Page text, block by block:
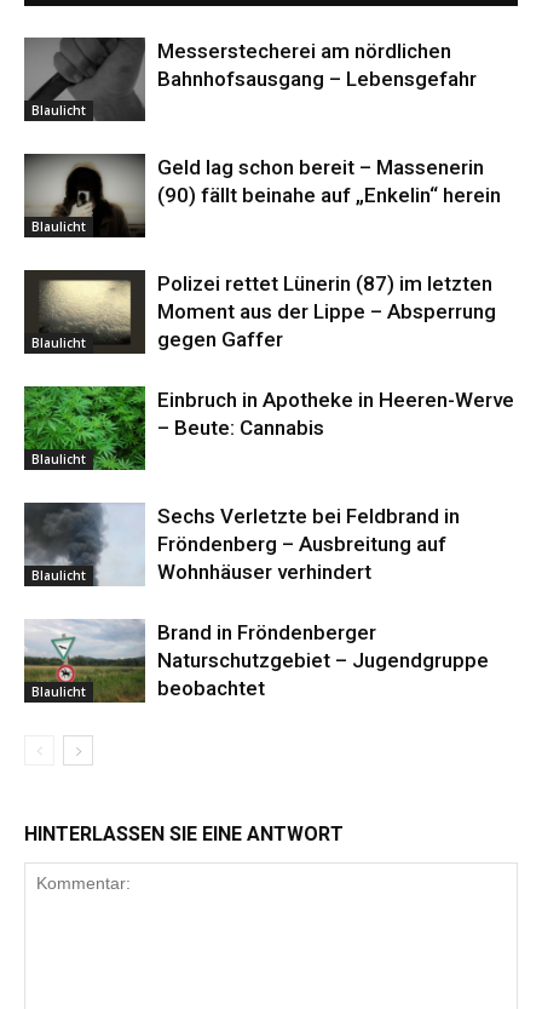
Blaulicht
Messerstecherei am nördlichen
Bahnhofsausgang – Lebensgefahr
Blaulicht
Geld lag schon bereit – Massenerin
(90) fällt beinahe auf „Enkelin“ herein
Blaulicht
Polizei rettet Lünerin (87) im letzten
Moment aus der Lippe – Absperrung
gegen Gaffer
Blaulicht
Einbruch in Apotheke in Heeren-Werve
– Beute: Cannabis
Blaulicht
Sechs Verletzte bei Feldbrand in
Fröndenberg – Ausbreitung auf
Wohnhäuser verhindert
Blaulicht
Brand in Fröndenberger
Naturschutzgebiet – Jugendgruppe
beobachtet
HINTERLASSEN SIE EINE ANTWORT